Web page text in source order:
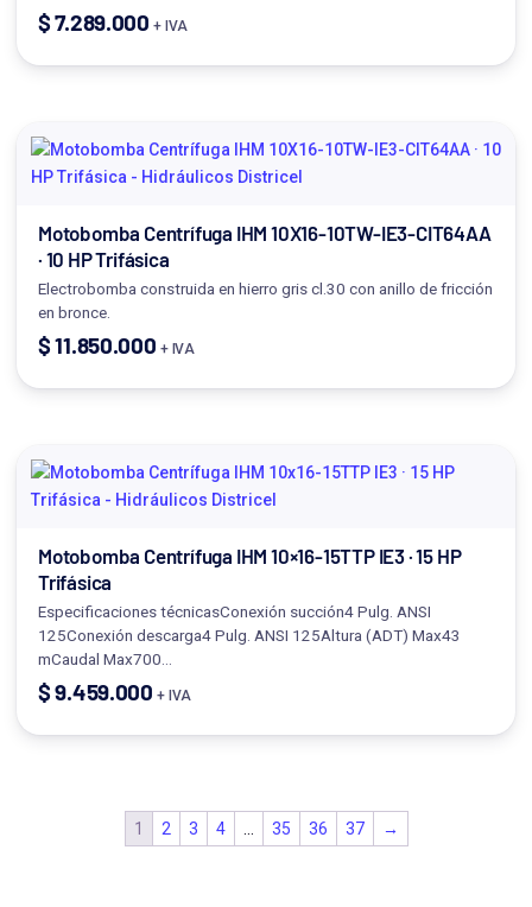
$7.289.000 + IVA
Motobomba Centrífuga IHM 10X16-10TW-IE3-CIT64AA
· 10 HP Trifásica
Electrobomba construida en hierro gris cl.30 con anillo de fricción
en bronce.
$11.850.000 + IVA
Motobomba Centrífuga IHM 10×16-15TTP IE3 · 15 HP
Trifásica
Especificaciones técnicasConexión succión4 Pulg. ANSI
125Conexión descarga4 Pulg. ANSI 125Altura (ADT) Max43
mCaudal Max700…
$9.459.000 + IVA
1 2 3 4 35 36 37 →